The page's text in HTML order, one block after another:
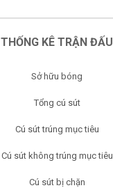
THỐNG KÊ TRẬN ĐẤU
Sở hữu bóng
Tổng cú sút
Cú sút trúng mục tiêu
Cú sút không trúng mục tiêu
Cú sút bị chặn